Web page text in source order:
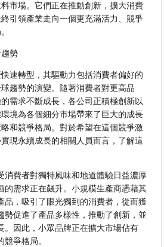
市場。它們正在推動創新，擴大消費
引領​​產業走向一個更充滿活力、競爭
勢
速轉型，其驅動力包括消費者偏好的
趨勢的演變。隨著消費者對更高品
需求不斷成長，各公司正積極創新以
境為各個細分市場帶來了巨大的成長
和競爭格局。對於希望在這個競爭激
現永續成長的相關人員而言，了解這
消費者對獨特風味和地道體驗日益濃厚
的需求正在飆升。小規模生產商憑藉其
品，吸引了眼光獨到的消費者，從而獲
勢促進了產品多樣性，推動了創新，並
。因此，小眾品牌正在擴大市場佔有
爭格局。